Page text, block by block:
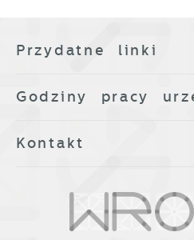
Przydatne linki
Godziny pracy
Kontakt